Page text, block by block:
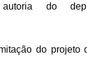
do
do projeto